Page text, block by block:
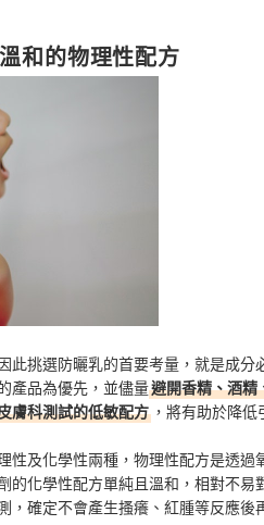
和的物理性配方
此挑選防曬乳的首要考量，就是成
產品為優先，並儘量避開香精、酒精
膚科測試的低敏配方 ，將有助於降低
性及化學性兩種，物理性配方是透
的化學性配方單純且溫和，相對不
，確定不會產生搔癢、紅腫等反應後